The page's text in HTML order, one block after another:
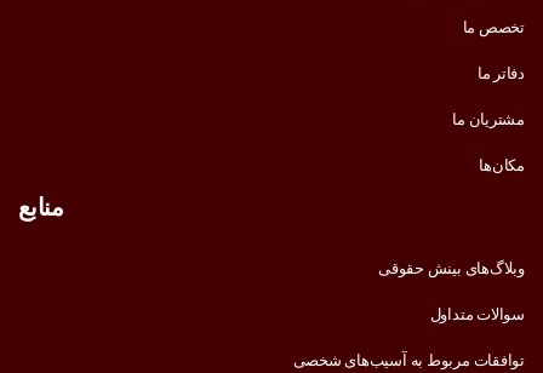
تخصص ما
دفاتر ما
مشتریان ما
مکان‌ها
منابع
وبلاگ‌های بینش حقوقی
سوالات متداول
توافقات مربوط به آسیب‌های شخصی